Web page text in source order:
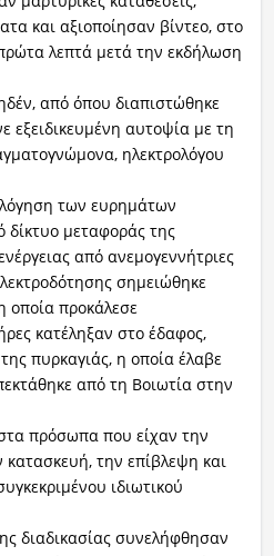
και αξιοποίησαν βίντεο, στο
λεπτά μετά την εκδήλωση
από όπου διαπιστώθηκε
εξειδικευμένη αυτοψία με τη
ηλεκτρολόγου
των ευρημάτων
δίκτυο μεταφοράς της
από ανεμογεννήτριες
σημειώθηκε
προκάλεσε
κατέληξαν στο έδαφος,
πυρκαγιάς, η οποία έλαβε
από τη Βοιωτία στην
πρόσωπα που είχαν την
κατασκευή, την επίβλεψη και
ιδιωτικού
διαδικασίας συνελήφθησαν